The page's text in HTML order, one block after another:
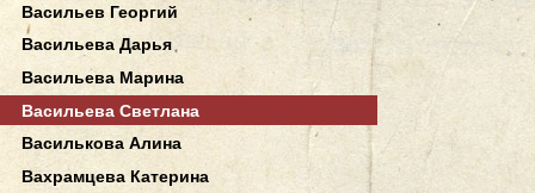
Васильев Георгий
Васильева Дарья
Васильева Марина
Васильева Светлана
Василькова Алина
Вахрамцева Катерина